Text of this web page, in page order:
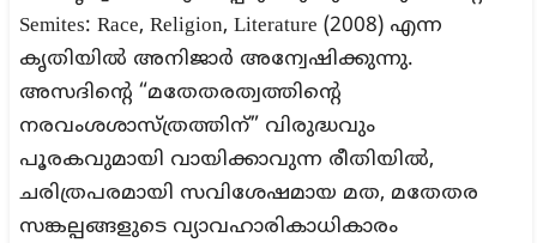
Semites: Race, Religion, Literature (2008) എന്ന
കൃതിയിൽ അനിജാർ അന്വേഷിക്കുന്നു.
അസദിന്റെ “മതേതരത്വത്തിന്റെ
നരവംശശാസ്ത്രത്തിന്” വിരുദ്ധവും
പൂരകവുമായി വായിക്കാവുന്ന രീതിയിൽ,
ചരിത്രപരമായി സവിശേഷമായ മത, മതേതര
സങ്കല്പങ്ങളുടെ വ്യാവഹാരികാധികാരം